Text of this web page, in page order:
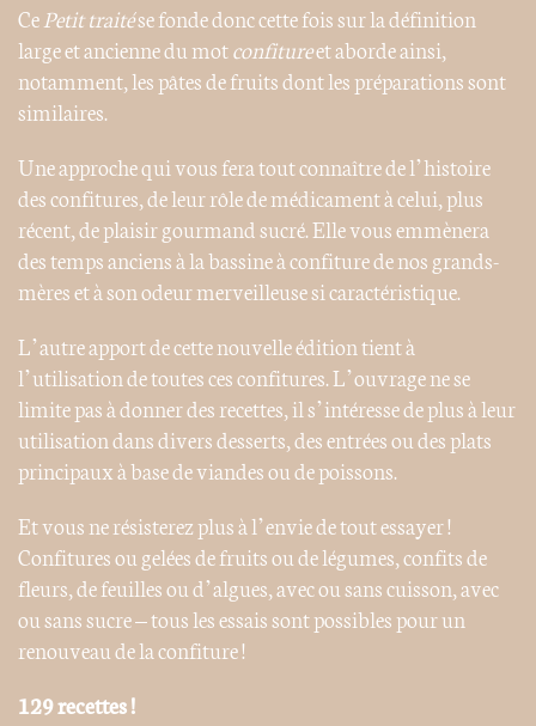
CePetit traitése fonde donc cette fois sur la définition
large et ancienne du motconfitureet aborde ainsi,
notamment, les pâtes de fruits dont les préparations sont
similaires.
Une approche qui vous fera tout connaître de l’histoire
des confitures, de leur rôle de médicament à celui, plus
récent, de plaisir gourmand sucré. Elle vous emmènera
des temps anciens à la bassine à confiture de nos grands-
mères et à son odeur merveilleuse si caractéristique.
L’autre apport de cette nouvelle édition tient à
l’utilisation de toutes ces confitures. L’ouvrage ne se
limite pas à donner des recettes, il s’intéresse de plus à leur
utilisation dans divers desserts, des entrées ou des plats
principaux à base de viandes ou de poissons.
Et vous ne résisterez plus à l’envie de tout essayer !
Confitures ou gelées de fruits ou de légumes, confits de
fleurs, de feuilles ou d’algues, avec ou sans cuisson, avec
ou sans sucre – tous les essais sont possibles pour un
renouveau de la confiture !
129 recettes !